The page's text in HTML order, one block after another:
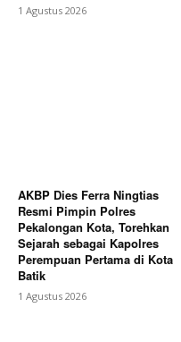
1 Agustus 2026
AKBP Dies Ferra Ningtias
Resmi Pimpin Polres
Pekalongan Kota, Torehkan
Sejarah sebagai Kapolres
Perempuan Pertama di Kota
Batik
1 Agustus 2026